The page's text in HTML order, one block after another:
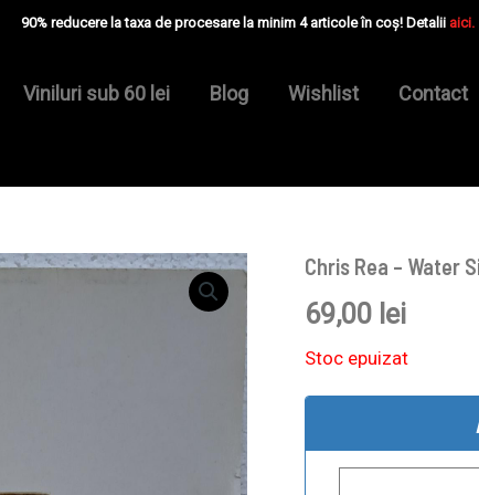
90% reducere la taxa de procesare la minim 4 articole în coș! Detalii aici.
Viniluri sub 60 lei Blog Wishlist Contact
Chris Rea – Water
69,00 lei
Stoc epuizat